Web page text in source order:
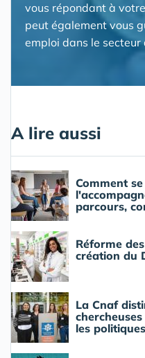
vous répondant à
peut également vous
emploi dans le secteur
A lire aussi
Comment
parcours,
Réforme
création du
La Cnaf
les